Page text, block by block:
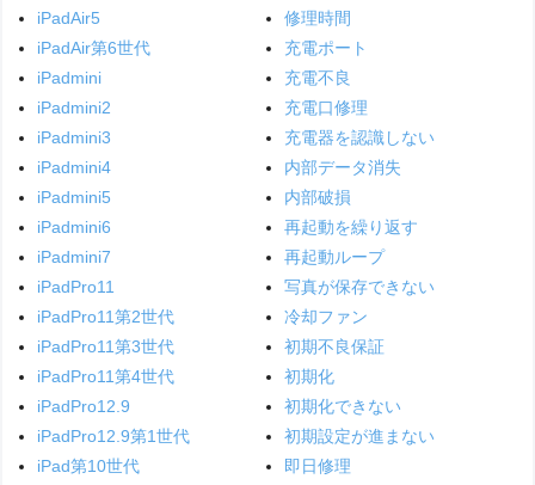
iPadAir5
iPadAir第6世代
iPadmini
iPadmini2
iPadmini3
iPadmini4
iPadmini5
iPadmini6
iPadmini7
iPadPro11
iPadPro11第2世代
iPadPro11第3世代
iPadPro11第4世代
iPadPro12.9
iPadPro12.9第1世代
iPad第10世代
修理時間
充電ポート
充電不良
充電口修理
充電器を認識しない
内部データ消失
内部破損
再起動を繰り返す
再起動ループ
写真が保存できない
冷却ファン
初期不良保証
初期化
初期化できない
初期設定が進まない
即日修理